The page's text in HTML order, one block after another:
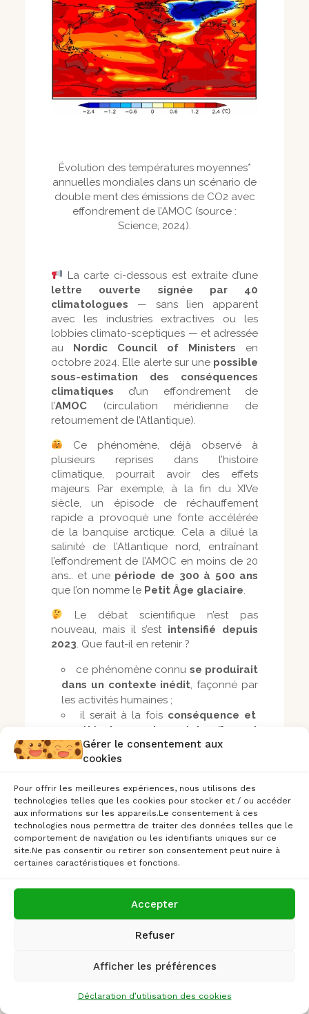
Gérer le consentement aux
cookies
Pour offrir les meilleures expériences, nous utilisons des
technologies telles que les cookies pour stocker et / ou accéder
aux informations sur les appareils.Le consentement à ces
technologies nous permettra de traiter des données telles que le
comportement de navigation ou les identifiants uniques sur ce
site.Ne pas consentir ou retirer son consentement peut nuire à
certaines caractéristiques et fonctions.
Accepter
Refuser
Afficher les préférences
Déclaration d’utilisation des cookies
Évolution des températures moyennes*
annuelles mondiales dans un scénario de
double ment des émissions de CO2 avec
effondrement de l’AMOC (source :
Science, 2024).
La carte ci-dessous est extraite d’une
lettre ouverte signée par 40
climatologues — sans lien apparent
avec les industries extractives ou les
lobbies climato-sceptiques — et adressée
au Nordic Council of Ministers en
octobre 2024. Elle alerte sur une possible
sous-estimation des conséquences
climatiques d’un effondrement de
l’AMOC(circulation méridienne de
retournement de l’Atlantique).
Ce phénomène, déjà observé à
plusieurs reprises dans l’histoire
climatique, pourrait avoir des effets
majeurs. Par exemple, à la fin du XIVe
siècle, un épisode de réchauffement
rapide a provoqué une fonte accélérée
de la banquise arctique. Cela a dilué la
salinité de l’Atlantique nord, entraînant
l’effondrement de l’AMOC en moins de 20
ans… et une période de 300 à 500 ans
que l’on nomme le Petit Âge glaciaire
Le débat scientifique n’est pas
nouveau, mais il s’est intensifié depuis
2023 . Que faut-il en retenir ?
ce phénomène connu se produirait
dans un contexte inédit , façonné par
les activités humaines ;
il serait à la fois conséquence et
accélérateur du réchauffement
global;
l’Hexagone, situé à proximité d’une
serait particulièrement exposé;
l’occurrence de ce phénomène
durant le XXIe siècle était jugée “très
peu probable” par leGIEC en 2021,
mais les débats scientifiquesse sont
intensifiésdepuis ;
anormalement froide entre la Grande-
d’être observé en 2025. Il est parfois
coureur d’un ralentissement de l’AMOC.